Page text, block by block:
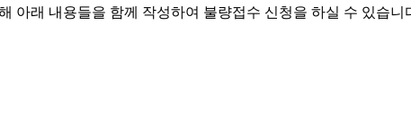
아래 내용들을 함께 작성하여 불량접수 신청을 하실 수 있습니